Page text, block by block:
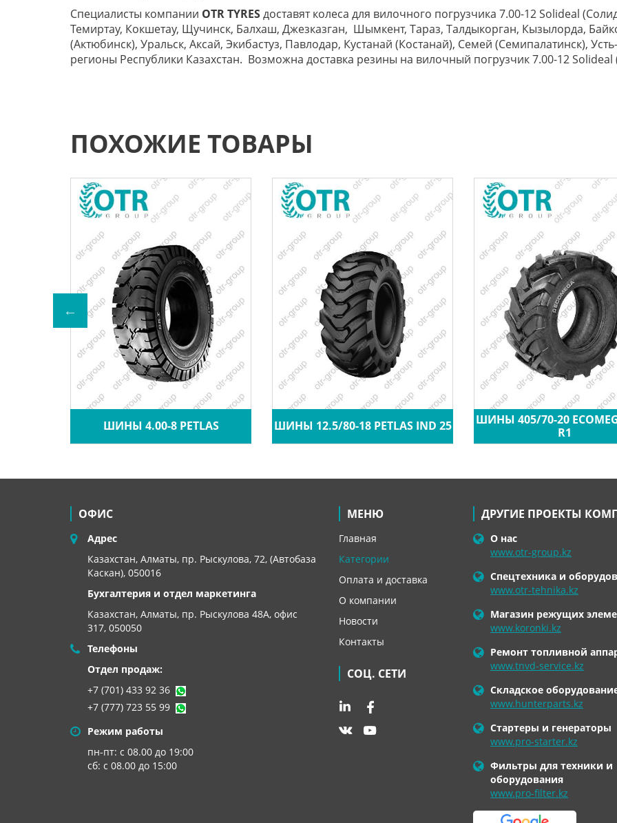
Специалисты компании OTR TYRESдоставят колеса для вилочного погрузчика 7.00-12 Solideal
Темиртау, Кокшетау, Щучинск, Балхаш, Джезказган, Шымкент, Тараз, Талдыкорган, Кызылорда,
(Актюбинск), Уральск, Аксай, Экибастуз, Павлодар, Кустанай (Костанай), Семей (Семипалатинск),
регионы Республики Казахстан. Возможна доставка резины на вилочный погрузчик 7.00-12
ПОХОЖИЕ ТОВАРЫ
ШИНЫ 4.00-8 PETLAS ШИНЫ 12.5/80-18 PETLAS IND 25
ШИНЫ 405/70-20
R1
ОФИС
Адрес
Казахстан, Алматы, пр. Рыскулова, 72, (Автобаза
Каскан), 050016
Бухгалтерия и отдел маркетинга
Казахстан, Алматы, пр. Рыскулова 48А, офис
317, 050050
Телефоны
Отдел продаж:
+7 (701) 433 92 36
+7 (777) 723 55 99
Режим работы
пн-пт: с 08.00 до 19:00
сб: с 08.00 до 15:00
МЕНЮ
Главная
Категории
Оплата и доставка
О компании
Новости
Контакты
СОЦ. СЕТИ
ДРУГИЕ ПРОЕКТЫ
О нас
www.otr-group.kz
Спецтехника и
www.otr-tehnika.kz
Магазин режущих
www.koronki.kz
Ремонт топливной
www.tnvd-service.kz
Складское
www.hunterparts.kz
Стартеры и генераторы
www.pro-starter.kz
Фильтры для техники и
оборудования
www.pro-filter.kz